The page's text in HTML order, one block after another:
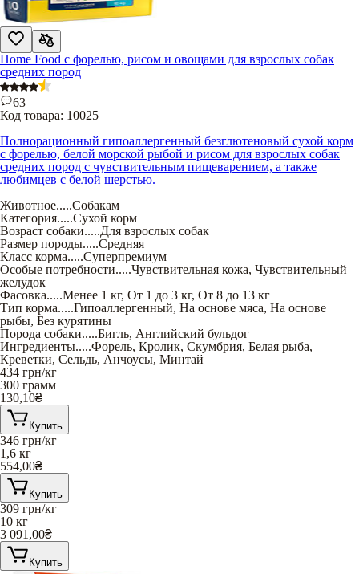
Home Food с форелью, рисом и овощами для взрослых собак
средних пород
63
Код товара: 10025
Полнорационный гипоаллергенный безглютеновый сухой корм
с форелью, белой морской рыбой и рисом для взрослых собак
средних пород с чувствительным пищеварением, а также
любимцев с белой шерстью.
Животное.....Собакам
Категория.....Сухой корм
Возраст собаки.....Для взрослых собак
Размер породы.....Средняя
Класс корма.....Суперпремиум
Особые потребности.....Чувствительная кожа, Чувствительный
желудок
Фасовка.....Менее 1 кг, От 1 до 3 кг, От 8 до 13 кг
Тип корма.....Гипоаллергенный, На основе мяса, На основе
рыбы, Без курятины
Порода собаки.....Бигль, Английский бульдог
Ингредиенты.....Форель, Кролик, Скумбрия, Белая рыба,
Креветки, Сельдь, Анчоусы, Минтай
434 грн/кг
300 грамм
130,10₴
Купить
346 грн/кг
1,6 кг
554,00₴
Купить
309 грн/кг
10 кг
3 091,00₴
Купить